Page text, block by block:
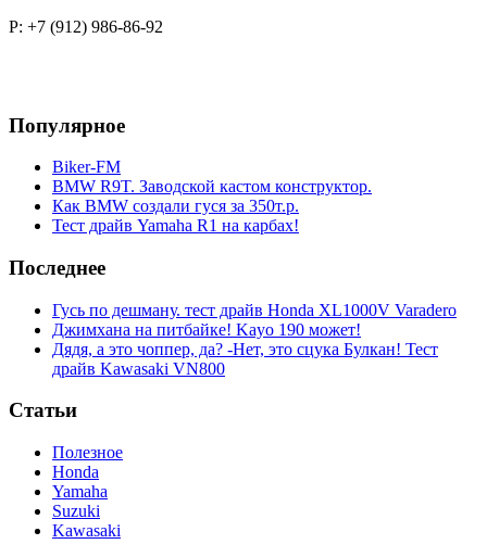
P: +7 (912) 986-86-92
Популярное
Biker-FM
BMW R9T. Заводской кастом конструктор.
Как BMW создали гуся за 350т.р.
Тест драйв Yamaha R1 на карбах!
Последнее
Гусь по дешману. тест драйв Honda XL1000V Varadero
Джимхана на питбайке! Kayo 190 может!
Дядя, а это чоппер, да? -Нет, это сцука Булкан! Тест
драйв Kawasaki VN800
Статьи
Полезное
Honda
Yamaha
Suzuki
Kawasaki